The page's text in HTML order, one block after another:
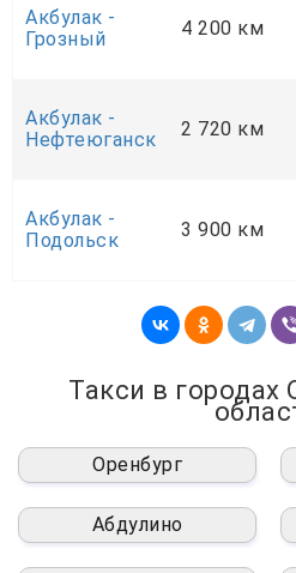
Акбулак -
Грозный
4 200 км
Акбулак -
Нефтеюганск
2 720 км
Акбулак -
Подольск
3 900 км
Такси в городах
Оренбург
Абдулино